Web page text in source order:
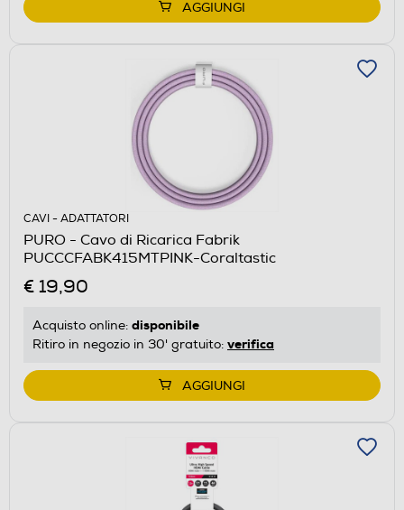
AGGIUNGI
CAVI - ADATTATORI
PURO - Cavo di Ricarica Fabrik
PUCCCFABK415MTPINK-Coraltastic
€ 19,90
Acquisto online: disponibile
Ritiro in negozio in 30' gratuito: verifica
AGGIUNGI